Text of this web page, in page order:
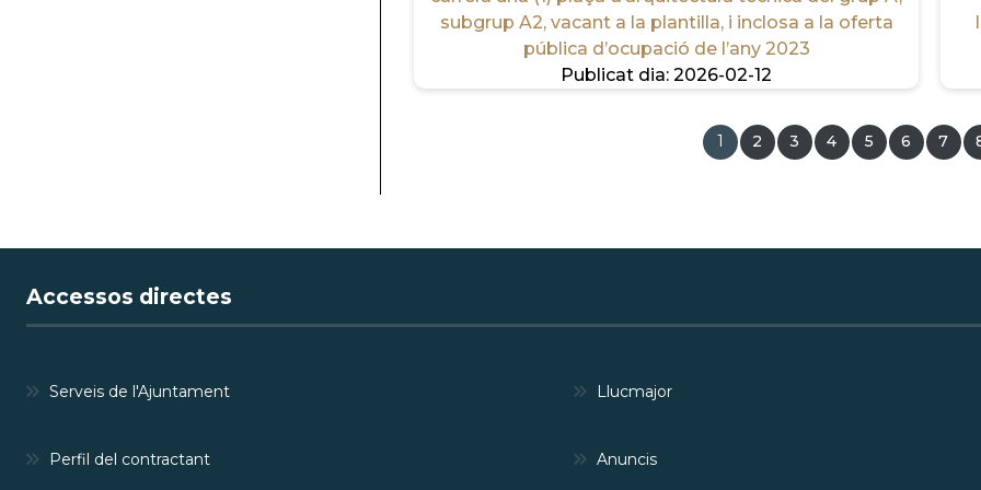
subgrup A2, vacant a la plantilla, i inclosa a la oferta
pública d’ocupació de l’any 2023
Publicat dia: 2026-02-12
Pàgina
actual
1 Pàgina
2 Pàgina
3 Pàgina
4 Pàgina
5 Pàgina
6 7
Accessos directes
Serveis de l'Ajuntament Llucmajor
Perfil del contractant Anuncis